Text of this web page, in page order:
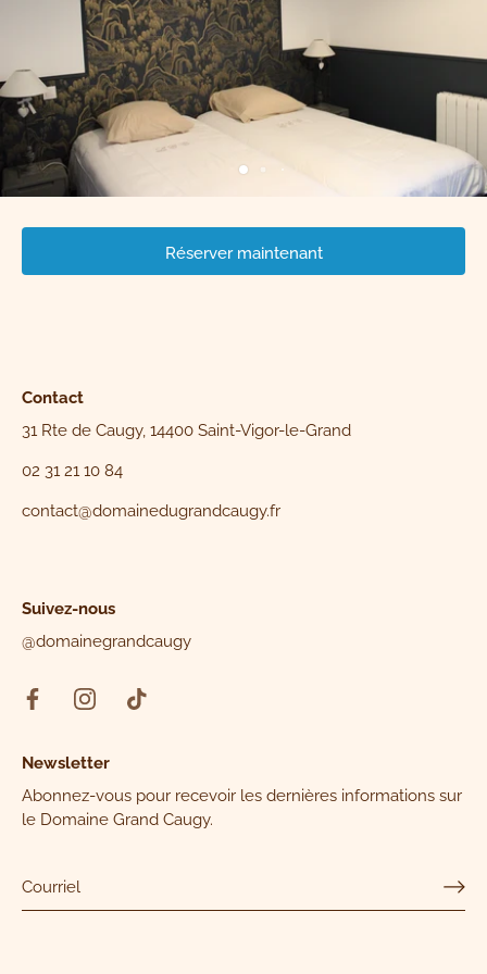
Réserver maintenant
Contact
31 Rte de Caugy, 14400 Saint-Vigor-le-Grand
02 31 21 10 84
contact@domainedugrandcaugy.fr
Suivez-nous
@domainegrandcaugy
Newsletter
Abonnez-vous pour recevoir les dernières informations sur
le Domaine Grand Caugy.